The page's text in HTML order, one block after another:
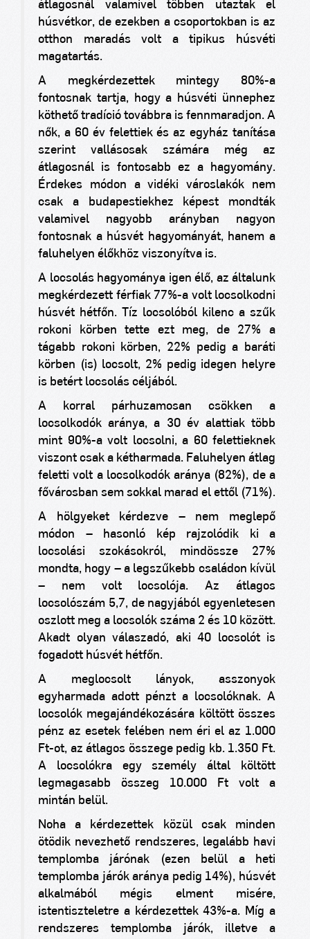
átlagosnál valamivel többen utaztak el
húsvétkor, de ezekben a csoportokban is az
otthon maradás volt a tipikus húsvéti
magatartás.
A megkérdezettek mintegy 80%-a
fontosnak tartja, hogy a húsvéti ünnephez
köthető tradíció továbbra is fennmaradjon. A
nők, a 60 év felettiek és az egyház tanítása
szerint vallásosak számára még az
átlagosnál is fontosabb ez a hagyomány.
Érdekes módon a vidéki városlakók nem
csak a budapestiekhez képest mondták
valamivel nagyobb arányban nagyon
fontosnak a húsvét hagyományát, hanem a
faluhelyen élőkhöz viszonyítva is.
A locsolás hagyománya igen élő, az általunk
megkérdezett férfiak 77%-a volt locsolkodni
húsvét hétfőn. Tíz locsolóból kilenc a szűk
rokoni körben tette ezt meg, de 27% a
tágabb rokoni körben, 22% pedig a baráti
körben (is) locsolt, 2% pedig idegen helyre
is betért locsolás céljából.
A korral párhuzamosan csökken a
locsolkodók aránya, a 30 év alattiak több
mint 90%-a volt locsolni, a 60 felettieknek
viszont csak a kétharmada. Faluhelyen átlag
feletti volt a locsolkodók aránya (82%), de a
fővárosban sem sokkal marad el ettől (71%).
A hölgyeket kérdezve – nem meglepő
módon – hasonló kép rajzolódik ki a
locsolási szokásokról, mindössze 27%
mondta, hogy – a legszűkebb családon kívül
– nem volt locsolója. Az átlagos
locsolószám 5,7, de nagyjából egyenletesen
oszlott meg a locsolók száma 2 és 10 között.
Akadt olyan válaszadó, aki 40 locsolót is
fogadott húsvét hétfőn.
A meglocsolt lányok, asszonyok
egyharmada adott pénzt a locsolóknak. A
locsolók megajándékozására költött összes
pénz az esetek felében nem éri el az 1.000
Ft-ot, az átlagos összege pedig kb. 1.350 Ft.
A locsolókra egy személy által költött
legmagasabb összeg 10.000 Ft volt a
mintán belül.
Noha a kérdezettek közül csak minden
ötödik nevezhető rendszeres, legalább havi
templomba járónak (ezen belül a heti
templomba járók aránya pedig 14%), húsvét
alkalmából mégis elment misére,
istentiszteletre a kérdezettek 43%-a. Míg a
rendszeres templomba járók, illetve a